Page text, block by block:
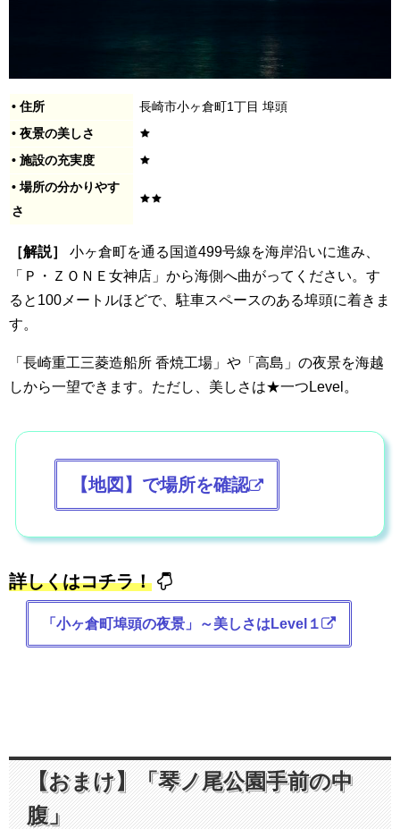
• 住所
長崎市小ヶ倉町1丁目 埠頭
• 夜景の美しさ
• 施設の充実度
• 場所の分かりやす
さ
［解説］
小ヶ倉町を通る国道499号線を海岸沿いに進み、
「Ｐ・ＺＯＮＥ女神店」から海側へ曲がってください。す
ると100メートルほどで、駐車スペースのある埠頭に着きま
す。
「長崎重工三菱造船所 香焼工場」や「高島」の夜景を海越
しから一望できます。ただし、美しさは★一つLevel。
【地図】で場所を確認
詳しくはコチラ！
「小ヶ倉町埠頭の夜景」～美しさはLevel１
【おまけ】「琴ノ尾公園手前の中
腹」